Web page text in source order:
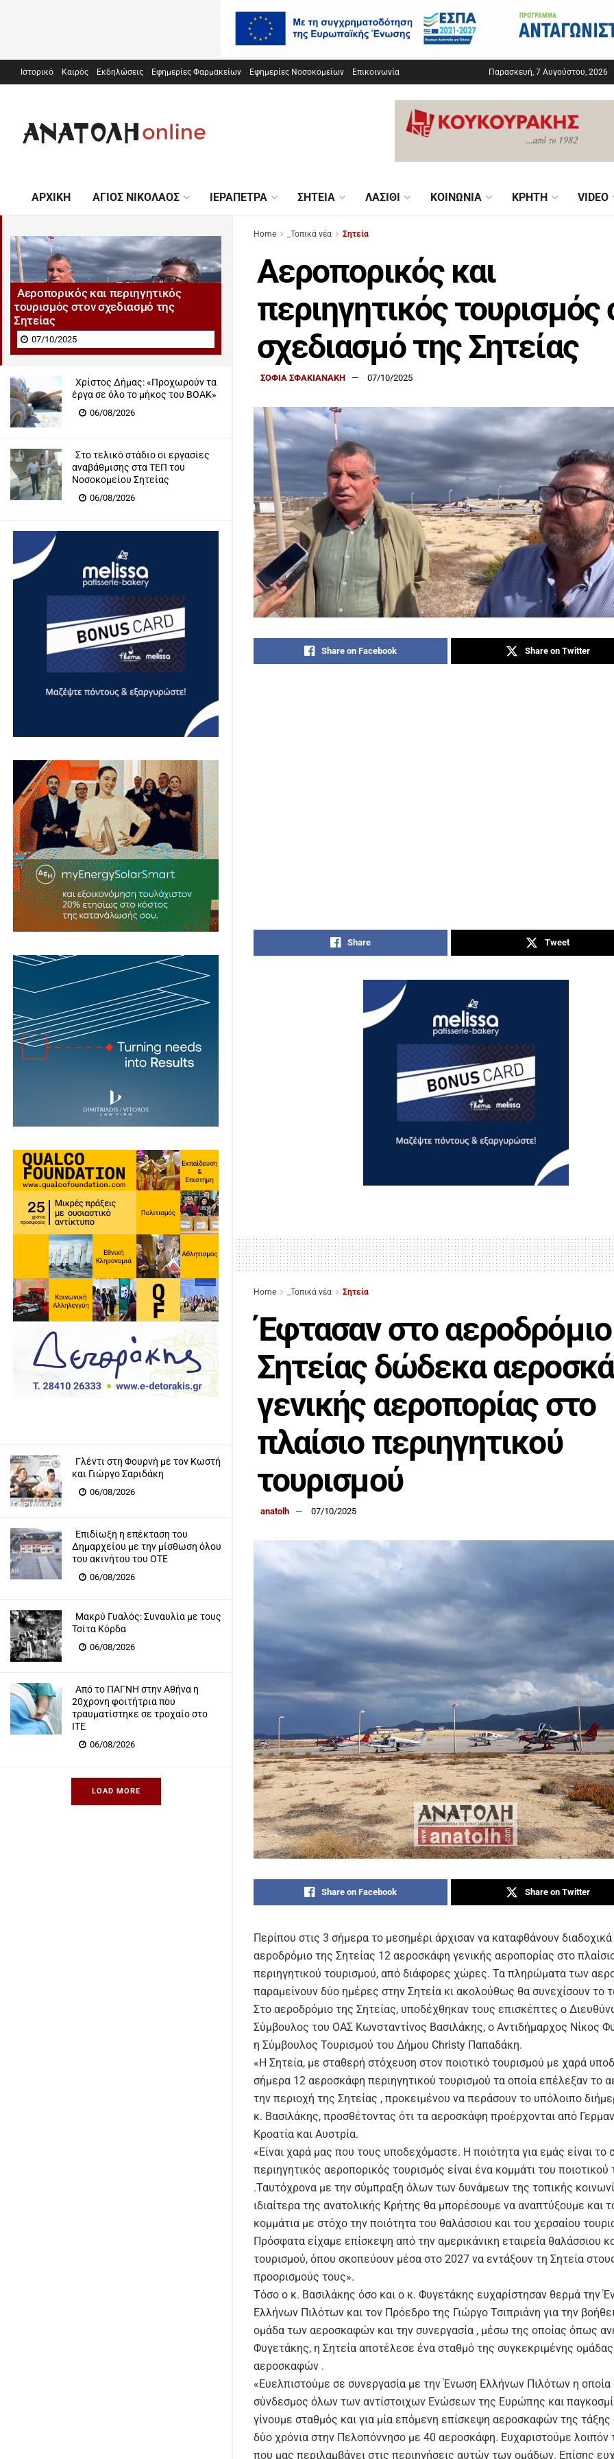
Αεροπορικός και περιηγητικός
τουρισμός στον σχεδιασμό της
Σητείας
07/10/2025
Χρίστος Δήμας: «Προχωρούν τα
έργα σε όλο το μήκος του ΒΟΑΚ»
06/08/2026
Στο τελικό στάδιο οι εργασίες
αναβάθμισης στα ΤΕΠ του
Νοσοκομείου Σητείας
06/08/2026
Γλέντι στη Φουρνή με τον Κωστή
και Γιώργο Σαριδάκη
06/08/2026
Επιδίωξη η επέκταση του
Δημαρχείου με την μίσθωση όλου
του ακινήτου του ΟΤΕ
06/08/2026
Μακρύ Γυαλός: Συναυλία με τους
Τσίτα Κόρδα
06/08/2026
Από το ΠΑΓΝΗ στην Αθήνα η
20χρονη φοιτήτρια που
τραυματίστηκε σε τροχαίο στο
ΙΤΕ
06/08/2026
LOAD MORE
Ιστορικό Καιρός Εκδηλώσεις Εφημερίες Φαρμακείων Εφημερίες Νοσοκομείων Επικοινωνία Παρασκευή, 7 Αυγούστου, 2026
ΑΡΧΙΚΉ ΆΓΙΟΣ ΝΙΚΌΛΑΟΣ ΙΕΡΆΠΕΤΡΑ ΣΗΤΕΊΑ ΛΑΣΊΘΙ ΚΟΙΝΩΝΊΑ ΚΡΉΤΗ VIDEO
Home _Τοπικά νέα Σητεία
Αεροπορικός και
περιηγητικός τουρισμός
σχεδιασμό της Σητείας
ΣΟΦΙΑ ΣΦΑΚΙΑΝΑΚΗ 07/10/2025
Share on Facebook Share on Twitter
Share Tweet
Home _Τοπικά νέα Σητεία
Έφτασαν στο αεροδρόμιο
Σητείας δώδεκα
γενικής αεροπορίας στο
πλαίσιο περιηγητικού
τουρισμού
anatolh 07/10/2025
Share on Facebook Share on Twitter
Περίπου στις 3 σήμερα το μεσημέρι άρχισαν να καταφθάνουν
αεροδρόμιο της Σητείας 12 αεροσκάφη γενικής αεροπορίας στο
περιηγητικού τουρισμού, από διάφορες χώρες. Τα πληρώματα των
παραμείνουν δύο ημέρες στην Σητεία κι ακολούθως θα συνεχίσουν το
Στο αεροδρόμιο της Σητείας, υποδέχθηκαν τους επισκέπτες ο
Σύμβουλος του ΟΑΣ Κωνσταντίνος Βασιλάκης, ο Αντιδήμαρχος Νίκος
η Σύμβουλος Τουρισμού του Δήμου Christy Παπαδάκη.
«Η Σητεία, με σταθερή στόχευση στον ποιοτικό τουρισμού με χαρά
σήμερα 12 αεροσκάφη περιηγητικού τουρισμού τα οποία επέλεξαν το
την περιοχή της Σητείας , προκειμένου να περάσουν το υπόλοιπο
κ. Βασιλάκης, προσθέτοντας ότι τα αεροσκάφη προέρχονται από
Κροατία και Αυστρία.
«Είναι χαρά μας που τους υποδεχόμαστε. Η ποιότητα για εμάς είναι το
περιηγητικός αεροπορικός τουρισμός είναι ένα κομμάτι του ποιοτικού
.Ταυτόχρονα με την σύμπραξη όλων των δυνάμεων της τοπικής
ιδιαίτερα της ανατολικής Κρήτης θα μπορέσουμε να αναπτύξουμε και
κομμάτια με στόχο την ποιότητα του θαλάσσιου και του χερσαίου
Πρόσφατα είχαμε επίσκεψη από την αμερικάνικη εταιρεία θαλάσσιου
τουρισμού, όπου σκοπεύουν μέσα στο 2027 να εντάξουν τη Σητεία
προορισμούς τους».
Τόσο ο κ. Βασιλάκης όσο και ο κ. Φυγετάκης ευχαρίστησαν θερμά την
Ελλήνων Πιλότων και τον Πρόεδρο της Γιώργο Τσιπριάνη για την
ομάδα των αεροσκαφών και την συνεργασία , μέσω της οποίας όπως
Φυγετάκης, η Σητεία αποτέλεσε ένα σταθμό της συγκεκριμένης ομάδας
αεροσκαφών .
«Ευελπιστούμε σε συνεργασία με την Ένωση Ελλήνων Πιλότων η οποία
σύνδεσμος όλων των αντίστοιχων Ενώσεων της Ευρώπης και
γίνουμε σταθμός και για μία επόμενη επίσκεψη αεροσκαφών της
δύο χρόνια στην Πελοπόννησο με 40 αεροσκάφη. Ευχαριστούμε λοιπόν
που μας περιλαμβάνει στις περιηγήσεις αυτών των ομάδων. Επίσης